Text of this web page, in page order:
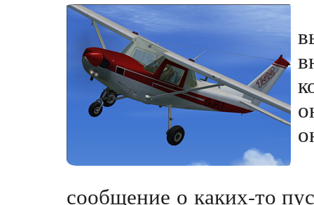
сообщение о каких-то